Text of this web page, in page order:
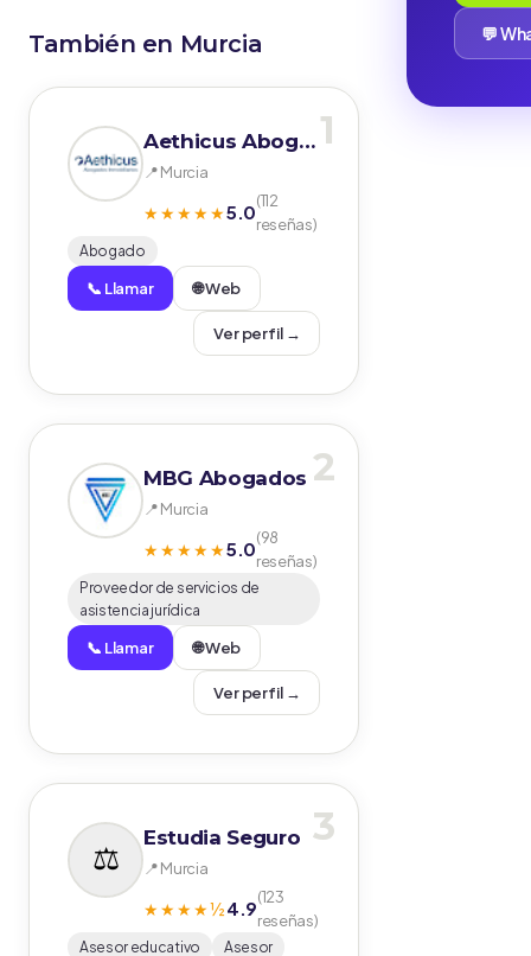
También en Murcia
1
Aethicus Abogados
📍 Murcia
★★★★★5.0(112
reseñas)
Abogado
📞 Llamar 🌐 Web
Ver perfil →
2
MBG Abogados
📍 Murcia
★★★★★5.0(98
reseñas)
Proveedor de servicios de
asistencia jurídica
📞 Llamar 🌐 Web
Ver perfil →
3
Estudia Seguro
📍 Murcia
★★★★½4.9(123
reseñas)
Asesor educativo Asesor
💬